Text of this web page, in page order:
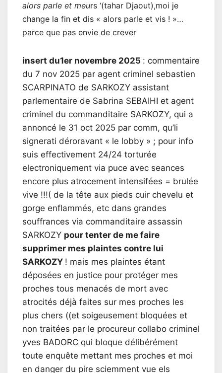
alors parle et meurs ‘(tahar Djaout),moi je
change la fin et dis « alors parle et vis ! »…
parce que pas envie de crever
insert du1er novembre 2025 : commentaire
du 7 nov 2025 par agent criminel sebastien
SCARPINATO de SARKOZY assistant
parlementaire de Sabrina SEBAIHI et agent
criminel du commanditaire SARKOZY, qui a
annoncé le 31 oct 2025 par comm, qu’li
signerati déroravant « le lobby » ; pour info
suis effectivement 24/24 torturée
electroniquement via puce avec seances
encore plus atrocement intensifées = brulée
vive !!!( de la tête aux pieds cuir chevelu et
gorge enflammés, etc dans grandes
souffrances via commanditaire assassin
SARKOZY pour tenter de me faire
supprimer mes plaintes contre lui
SARKOZY ! mais mes plaintes étant
déposées en justice pour protéger mes
proches tous menacés de mort avec
atrocités déjà faites sur mes proches les
plus chers ((et soigeusement bloquées et
non traitées par le procureur collabo criminel
yves BADORC qui bloque délibérément
toute enquête mettant mes proches et moi
en danger du pire sciemment vue els